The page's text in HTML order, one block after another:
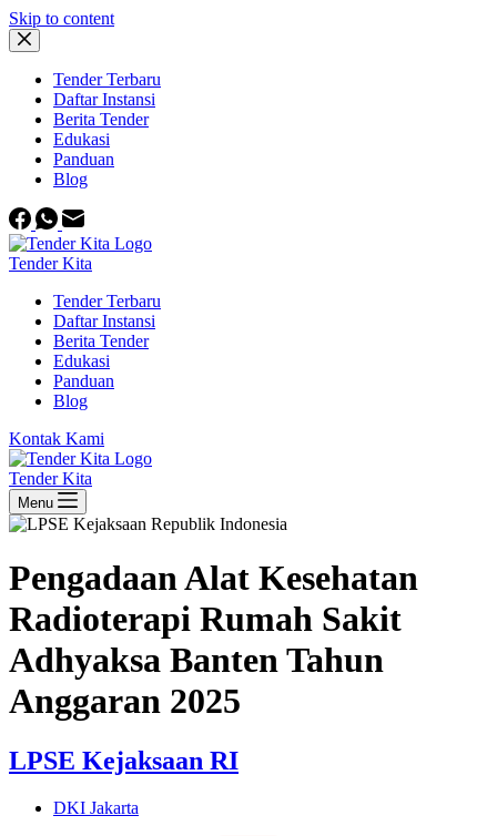
Skip to content
Tender Terbaru
Daftar Instansi
Berita Tender
Edukasi
Panduan
Blog
Tender Kita
Tender Terbaru
Daftar Instansi
Berita Tender
Edukasi
Panduan
Blog
Kontak Kami
Tender Kita
Menu
Pengadaan Alat Kesehatan
Radioterapi Rumah Sakit
Adhyaksa Banten Tahun
Anggaran 2025
LPSE Kejaksaan RI
DKI Jakarta